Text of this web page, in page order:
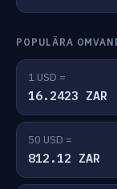
POPULÄRA
1 USD =
16.2423 ZAR
50 USD =
812.12 ZAR